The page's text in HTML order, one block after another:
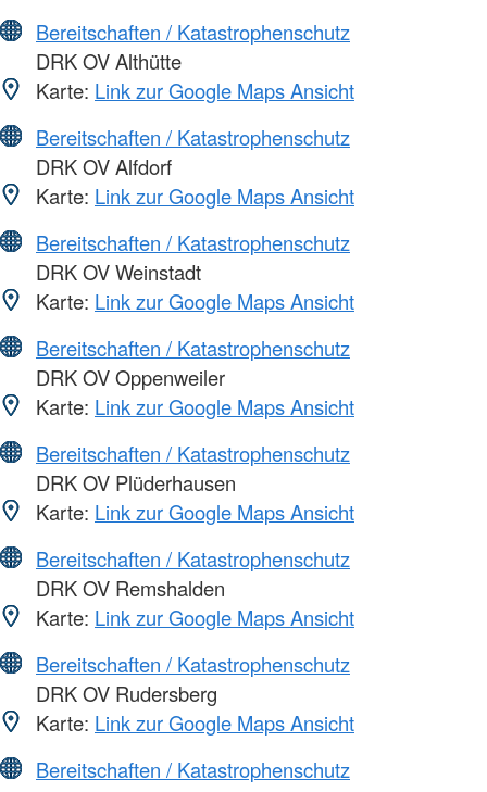
Bereitschaften / Katastrophenschutz
DRK OV Althütte
Karte: Link zur Google Maps Ansicht
Bereitschaften / Katastrophenschutz
DRK OV Alfdorf
Karte: Link zur Google Maps Ansicht
Bereitschaften / Katastrophenschutz
DRK OV Weinstadt
Karte: Link zur Google Maps Ansicht
Bereitschaften / Katastrophenschutz
DRK OV Oppenweiler
Karte: Link zur Google Maps Ansicht
Bereitschaften / Katastrophenschutz
DRK OV Plüderhausen
Karte: Link zur Google Maps Ansicht
Bereitschaften / Katastrophenschutz
DRK OV Remshalden
Karte: Link zur Google Maps Ansicht
Bereitschaften / Katastrophenschutz
DRK OV Rudersberg
Karte: Link zur Google Maps Ansicht
Bereitschaften / Katastrophenschutz